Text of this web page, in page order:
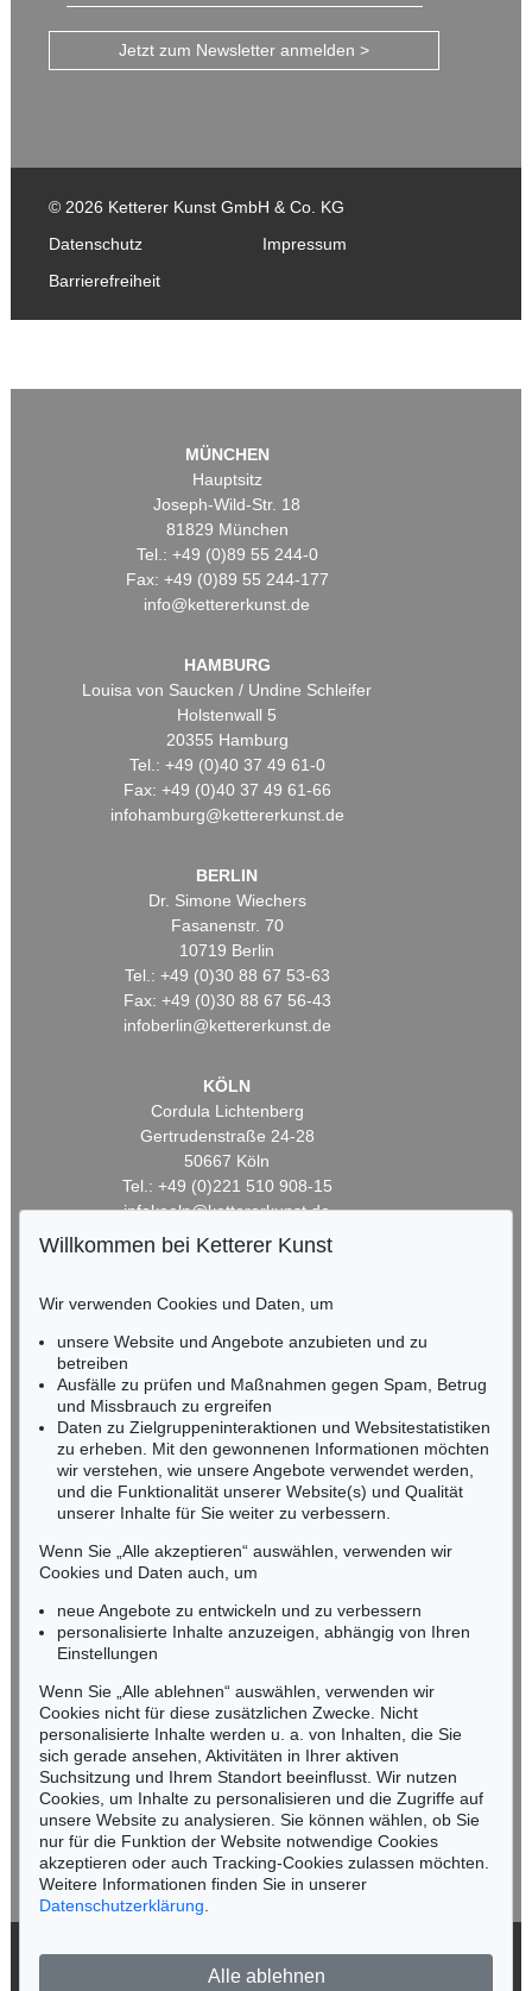
Jetzt zum Newsletter anmelden >
© 2026 Ketterer Kunst GmbH & Co. KG
Datenschutz
Impressum
Barrierefreiheit
MÜNCHEN
Hauptsitz
Joseph-Wild-Str. 18
81829 München
Tel.: +49 (0)89 55 244-0
Fax: +49 (0)89 55 244-177
info@kettererkunst.de
HAMBURG
Louisa von Saucken / Undine Schleifer
Holstenwall 5
20355 Hamburg
Tel.: +49 (0)40 37 49 61-0
Fax: +49 (0)40 37 49 61-66
infohamburg@kettererkunst.de
BERLIN
Dr. Simone Wiechers
Fasanenstr. 70
10719 Berlin
Tel.: +49 (0)30 88 67 53-63
Fax: +49 (0)30 88 67 56-43
infoberlin@kettererkunst.de
KÖLN
Cordula Lichtenberg
Gertrudenstraße 24-28
50667 Köln
Tel.: +49 (0)221 510 908-15
infokoeln@kettererkunst.de
HESSEN
Miriam Heß
Tel.: +49 (0)62 21 58 80-038
Fax: +49 (0)62 21 58 80-595
infoheidelberg@kettererkunst.de
NORDDEUTSCHLAND
Nico Kassel, M.A.
Mobil: +49 (0)171 8618661
n.kassel@kettererkunst.de
Keine Auktion mehr verpassen!
Wir informieren Sie rechtzeitig.
Jetzt zum Newsletter anmelden >
Willkommen bei Ketterer Kunst
Wir verwenden Cookies und Daten, um
unsere Website und Angebote anzubieten und zu
betreiben
Ausfälle zu prüfen und Maßnahmen gegen Spam, Betrug
und Missbrauch zu ergreifen
Daten zu Zielgruppeninteraktionen und Websitestatistiken
zu erheben. Mit den gewonnenen Informationen möchten
wir verstehen, wie unsere Angebote verwendet werden,
und die Funktionalität unserer Website(s) und Qualität
unserer Inhalte für Sie weiter zu verbessern.
Wenn Sie „Alle akzeptieren“ auswählen, verwenden wir
Cookies und Daten auch, um
neue Angebote zu entwickeln und zu verbessern
personalisierte Inhalte anzuzeigen, abhängig von Ihren
Einstellungen
Wenn Sie „Alle ablehnen“ auswählen, verwenden wir
Cookies nicht für diese zusätzlichen Zwecke. Nicht
personalisierte Inhalte werden u. a. von Inhalten, die Sie
sich gerade ansehen, Aktivitäten in Ihrer aktiven
Suchsitzung und Ihrem Standort beeinflusst. Wir nutzen
Cookies, um Inhalte zu personalisieren und die Zugriffe auf
unsere Website zu analysieren. Sie können wählen, ob Sie
nur für die Funktion der Website notwendige Cookies
akzeptieren oder auch Tracking-Cookies zulassen möchten.
Weitere Informationen finden Sie in unserer
Datenschutzerklärung
Alle ablehnen